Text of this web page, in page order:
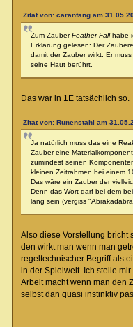
Zitat von: caranfang am
Zum ZauberFeather Fallhabe
Erklärung gelesen: Der
damit der Zauber wirkt. Er
seine Haut berührt.
Das war in 1E tatsächlich so.
Zitat von: Runenstahl am
Ja natürlich muss das eine
Zauber eine
zumindest seinen
kleinen Zeitrahmen bei einem
Das wäre ein Zauber der
Denn das Wort darf bei dem
lang sein (vergiss
Also diese Vorstellung bricht
den wirkt man wenn man
regeltechnischer Begriff als
in der Spielwelt. Ich stelle
Arbeit macht wenn man den
selbst dan quasi instinktiv